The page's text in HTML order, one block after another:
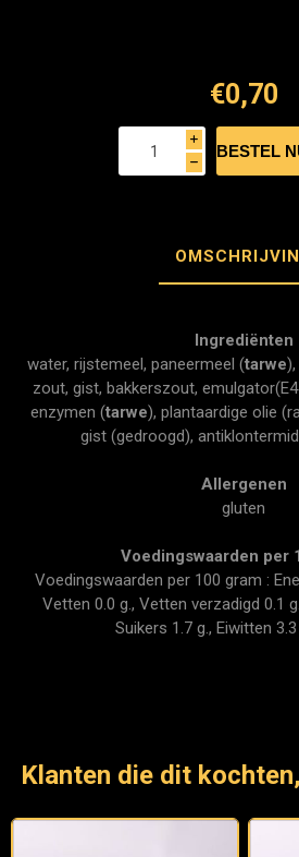
€0,70
i
h
Ingrediënten
water, rijstemeel, paneermeel (tarwe),
zout, gist, bakkerszout,
enzymen (tarwe), plantaardige olie
gist (gedroogd),
Allergenen
gluten
Voedingswaarden per
Voedingswaarden per 100 gram :
Vetten 0.0 g., Vetten verzadigd 0.1
Suikers 1.7 g., Eiwitten
Klanten die dit